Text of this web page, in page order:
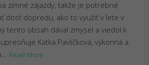
zimné zájazdy, takže je potrebné
dosť dopredu, ako to využiť v lete v
tento obsah dával zmysel a viedol k
Katka Pavlíčková, výkonná a
Read More